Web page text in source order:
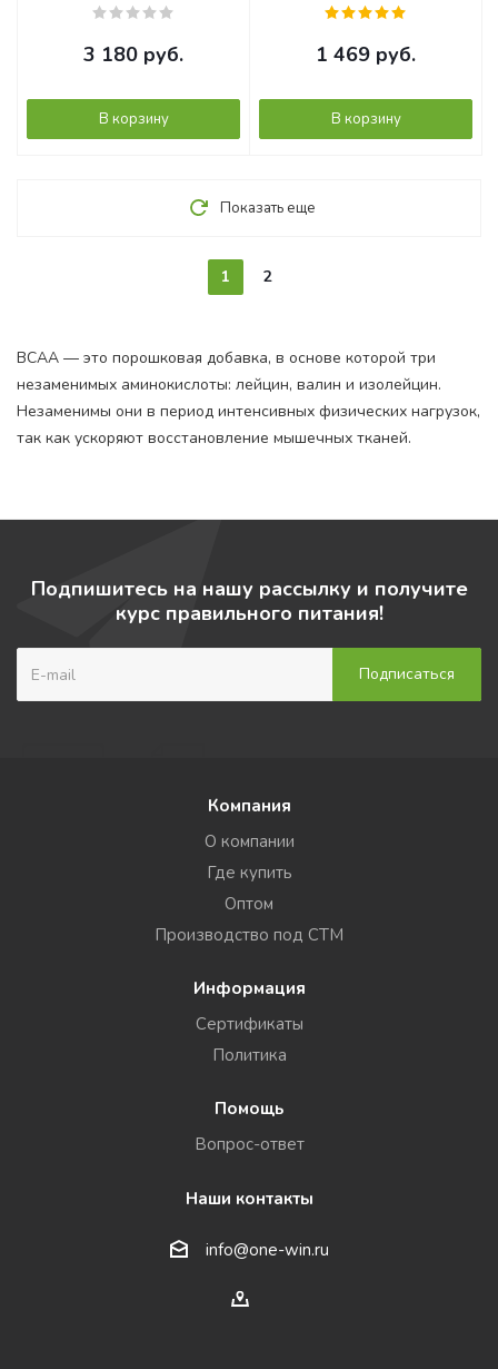
3 180 руб.
В корзину
1 469 руб.
В корзину
Показать еще
1 2
BCAA — это порошковая добавка, в основе которой три
незаменимых аминокислоты: лейцин, валин и изолейцин.
Незаменимы они в период интенсивных физических нагрузок,
так как ускоряют восстановление мышечных тканей.
Подпишитесь на нашу рассылку и получите
курс правильного питания!
Компания
О компании
Где купить
Оптом
Производство под СТМ
Информация
Сертификаты
Политика
Помощь
Вопрос-ответ
Наши контакты
info@one-win.ru